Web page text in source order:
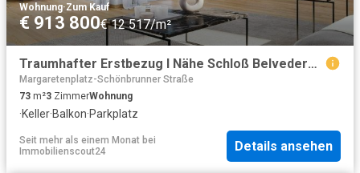
Wohnung·Zum Kauf
€ 913 800€ 12 517/m²
Traumhafter Erstbezug I Nähe Schloß Belvedere I 3 Zimmer
Margaretenplatz-Schönbrunner Straße
73 m²3 ZimmerWohnung
·Keller·Balkon·Parkplatz
Seit mehr als einem Monat bei
Immobilienscout24
Details ansehen